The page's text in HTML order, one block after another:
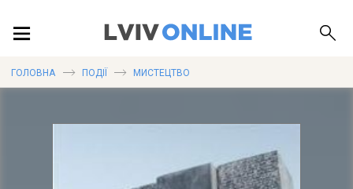
ГОЛОВНА ПОДІЇ МИСТЕЦТВО